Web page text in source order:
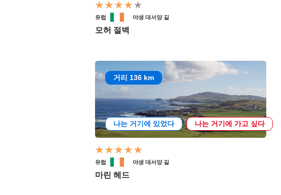
유럽 야생 대서양 길
모허 절벽
거리 136 km
나는 거기에 있었다 나는 거기에 가고 싶다
유럽 야생 대서양 길
마린 헤드